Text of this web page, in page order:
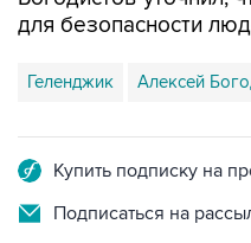
для безопасности
Геленджик Алексей
Купить подписку на
Подписаться на